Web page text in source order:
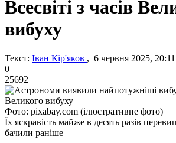
Всесвіті з часів
вибуху
Текст: Іван Кір'яков , 6 червня 2025, 20:11
0
25692
Фото: pixabay.com (ілюстративне фото)
Їх яскравість майже в десять разів
бачили раніше